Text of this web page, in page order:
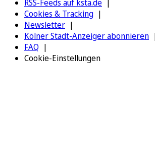
RSS-Feeds auf ksta.de
Cookies & Tracking
Newsletter
Kölner Stadt-Anzeiger abonnieren
FAQ
Cookie-Einstellungen